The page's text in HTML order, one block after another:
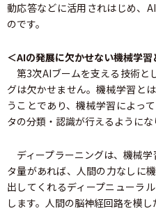
動応答などに活用されはじめ、
のです。
＜AIの発展に欠かせない機械学
第3次AIブームを支える技術と
グは欠かせません。機械学習と
うことであり、機械学習によっ
タの分類・認識が行えるようにな
ディープラーニングは、機械
タ量があれば、人間の力なしに
出してくれるディープニューラ
します。人間の脳神経回路を模し